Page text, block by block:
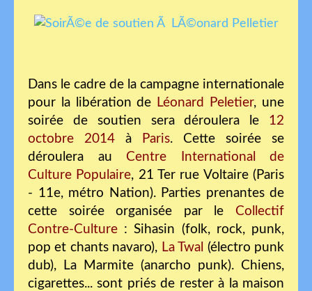
Dans le cadre de la campagne internationale
pour la libération de Léonard Peletier, une
soirée de soutien sera déroulera le 12
octobre 2014 à Paris. Cette soirée se
déroulera au Centre International de
Culture Populaire, 21 Ter rue Voltaire (Paris
- 11e, métro Nation). Parties prenantes de
cette soirée organisée par le Collectif
Contre-Culture : Sihasin (folk, rock, punk,
pop et chants navaro), La Twal (électro punk
dub), La Marmite (anarcho punk). Chiens,
cigarettes... sont priés de rester à la maison